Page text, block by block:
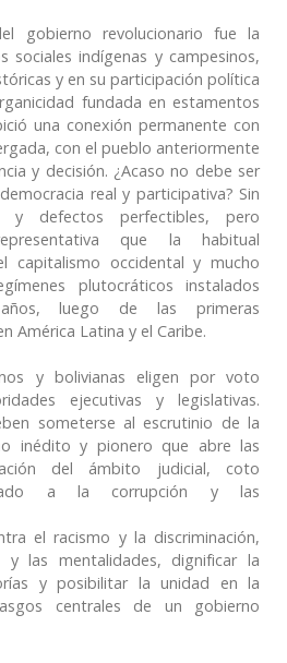
gobierno revolucionario fue la
sociales indígenas y campesinos,
y en su participación política
fundada en estamentos
una conexión permanente con
con el pueblo anteriormente
y decisión. ¿Acaso no debe ser
real y participativa? Sin
y defectos perfectibles, pero
que la habitual
capitalismo occidental y mucho
plutocráticos instalados
luego de las primeras
América Latina y el Caribe.
y bolivianas eligen por voto
ejecutivas y legislativas.
someterse al escrutinio de la
inédito y pionero que abre las
del ámbito judicial, coto
a la corrupción y las
el racismo y la discriminación,
y las mentalidades, dignificar la
y posibilitar la unidad en la
centrales de un gobierno